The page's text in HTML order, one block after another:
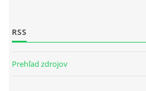
RSS
Prehľad zdrojov